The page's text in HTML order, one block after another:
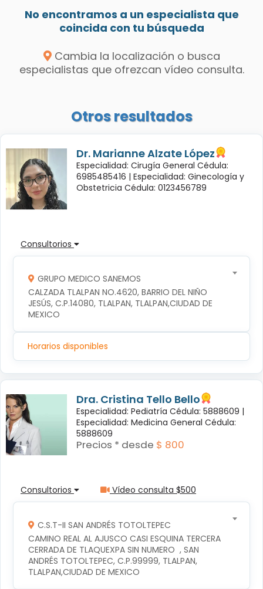
No encontramos a un especialista que
coincida con tu búsqueda
Cambia la localización o busca
especialistas que ofrezcan vídeo consulta.
Otros resultados
Dr. Marianne Alzate López
Especialidad: Cirugía General Cédula:
6985485416 | Especialidad: Ginecología y
Obstetricia Cédula: 0123456789
Consultorios
GRUPO MEDICO SANEMOS
CALZADA TLALPAN NO.4620, BARRIO DEL NIÑO
JESÚS, C.P.14080, TLALPAN, TLALPAN,CIUDAD DE
MEXICO
Horarios disponibles
Dra. Cristina Tello Bello
Especialidad: Pediatría Cédula: 5888609 |
Especialidad: Medicina General Cédula:
5888609
Precios * desde $ 800
Consultorios Vídeo consulta $500
C.S.T-II SAN ANDRÉS TOTOLTEPEC
CAMINO REAL AL AJUSCO CASI ESQUINA TERCERA
CERRADA DE TLAQUEXPA SIN NUMERO  , SAN
ANDRÉS TOTOLTEPEC, C.P.99999, TLALPAN,
TLALPAN,CIUDAD DE MEXICO